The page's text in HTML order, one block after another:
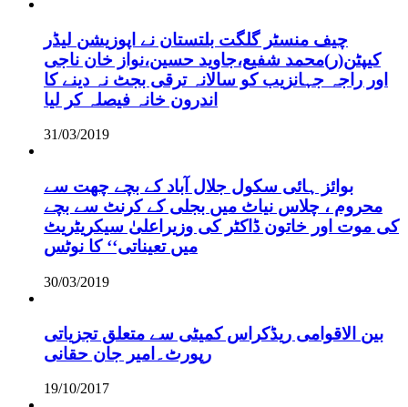
چیف منسٹر گلگت بلتستان نے اپوزیشن لیڈر
کیپٹن(ر)محمد شفیع،جاوید حسین،نواز خان ناجی
اور راجہ جہانزیب کو سالانہ ترقی بجٹ نہ دینے کا
اندرون خانہ فیصلہ کر لیا
31/03/2019
بوائز ہائی سکول جلال آباد کے بچے چھت سے
محروم ، چلاس نیاٹ میں بجلی کے کرنٹ سے بچے
کی موت اور خاتون ڈاکٹر کی وزیراعلیٰ سیکریٹریٹ
میں تعیناتی‘‘ کا نوٹس
30/03/2019
بین الاقوامی ریڈکراس کمیٹی سے متعلق تجزیاتی
رپورٹ۔امیر جان حقانی
19/10/2017